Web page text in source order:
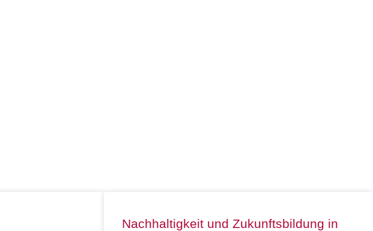
Nachhaltigkeit und Zukunftsbildung in